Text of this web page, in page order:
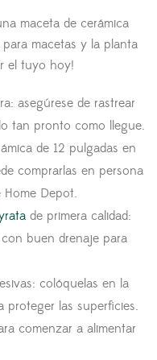
maceta de cerámica
macetas y la planta
el tuyo hoy!
asegúrese de rastrear
tan pronto como llegue.
de 12 pulgadas en
comprarlas en persona
Home Depot.
de primera calidad:
buen drenaje para
colóquelas en la
proteger las superficies.
comenzar a alimentar